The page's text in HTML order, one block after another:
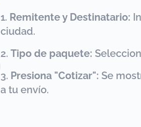
Remitente y Destinatario:
ciudad.
Tipo de paquete:
Presiona "Cotizar": Se
a tu envío.